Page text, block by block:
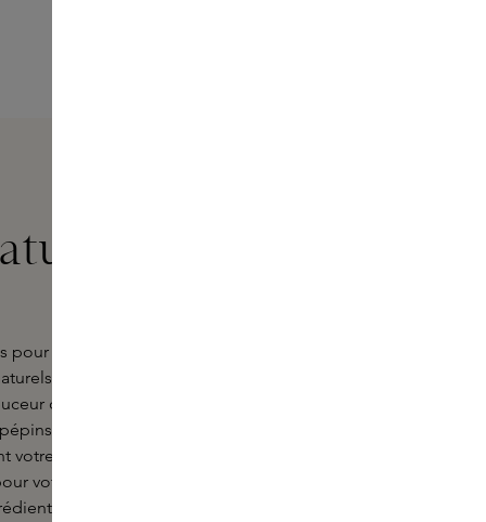
du lait
le corps de Caudalie. Ces
reconnus pour leurs
du beurre de karité associée
de raisin. L'huile de datte du
votre peau non seulement nourrie
votre bien-être en proposant
d'origine animale. Optez